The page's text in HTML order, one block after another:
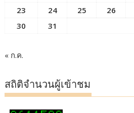
23
24 25 26
30
31
« ก.ค.
สถิติจำนวนผู้เข้าชม